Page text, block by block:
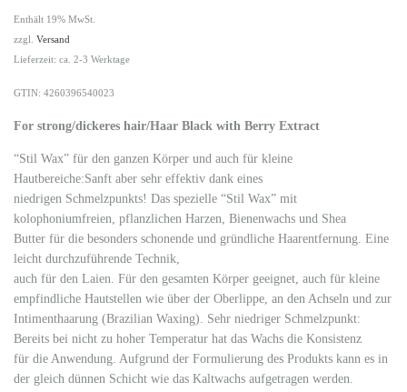
Enthält 19% MwSt.
zzgl. Versand
Lieferzeit: ca. 2-3 Werktage
GTIN: 4260396540023
For strong/dickeres hair/Haar Black with Berry Extract
“Stil Wax” für den ganzen Körper und auch für kleine
Hautbereiche:Sanft aber sehr effektiv dank eines
niedrigen Schmelzpunkts! Das spezielle “Stil Wax” mit
kolophoniumfreien, pflanzlichen Harzen, Bienenwachs und Shea
Butter für die besonders schonende und gründliche Haarentfernung. Eine
leicht durchzuführende Technik,
auch für den Laien. Für den gesamten Körper geeignet, auch für kleine
empfindliche Hautstellen wie über der Oberlippe, an den Achseln und zur
Intimenthaarung (Brazilian Waxing). Sehr niedriger Schmelzpunkt:
Bereits bei nicht zu hoher Temperatur hat das Wachs die Konsistenz
für die Anwendung. Aufgrund der Formulierung des Produkts kann es in
der gleich dünnen Schicht wie das Kaltwachs aufgetragen werden.